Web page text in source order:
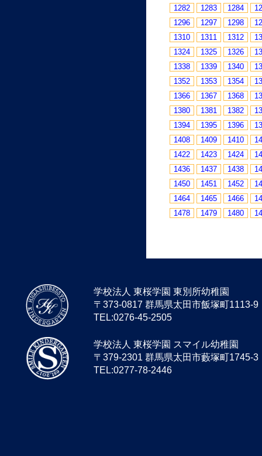
1282
1283 1284
1296
1297 1298
1310
1311 1312
1324
1325 1326
1338
1339 1340
1352
1353 1354
1366
1367 1368
1380
1381 1382
1394
1395 1396
1408
1409 1410
1422
1423 1424
1436
1437 1438
1450
1451 1452
1464
1465 1466
1478
1479 1480
学校法人 東桜学園 東別所幼稚園
〒373-0817 群馬県太田市飯塚町1113-9
TEL:0276-45-2505
学校法人 東桜学園 スマイル幼稚園
〒379-2301 群馬県太田市藪塚町1745-3
TEL:0277-78-2446